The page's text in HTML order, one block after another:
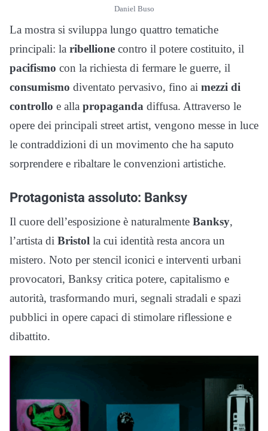
Daniel Buso
La mostra si sviluppa lungo quattro tematiche
principali: la ribellione contro il potere costituito, il
pacifismo con la richiesta di fermare le guerre, il
consumismo diventato pervasivo, fino ai mezzi di
controllo e alla propaganda diffusa. Attraverso le
opere dei principali street artist, vengono messe in luce
le contraddizioni di un movimento che ha saputo
sorprendere e ribaltare le convenzioni artistiche.
Protagonista assoluto: Banksy
Il cuore dell’esposizione è naturalmente Banksy,
l’artista di Bristol la cui identità resta ancora un
mistero. Noto per stencil iconici e interventi urbani
provocatori, Banksy critica potere, capitalismo e
autorità, trasformando muri, segnali stradali e spazi
pubblici in opere capaci di stimolare riflessione e
dibattito.